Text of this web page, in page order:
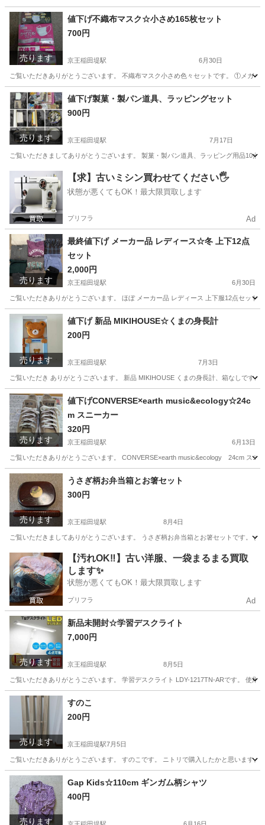
売ります
値下げ不織布マスク☆小さめ165枚セット
700円
京王稲田堤駅 6月30日
ご覧いただきありがとうございます。 不織布マスク小さめ色々セットです。 ①メガ
神奈川 川崎市 京王稲田堤駅 その他 不織布マスク
売ります
値下げ製菓・製パン道具、ラッピングセット
900円
京王稲田堤駅 7月17日
ご覧いただきましてありがとうございます。 製菓・製パン道具、ラッピング用品
神奈川 川崎市 京王稲田堤駅 調理器具 製菓
【求】古いミシン買わせてください🖐️
状態が悪くてもOK！最大限買取します
プリフラ Ad
売ります
最終値下げ メーカー品 レディース☆冬 上下12点
セット
2,000円
京王稲田堤駅 6月30日
ご覧いただきありがとうございます。 ほぼ メーカー品 レディース 上下服12点セッ
神奈川 川崎市 京王稲田堤駅 スパッツ
売ります
値下げ 新品 MIKIHOUSE☆くまの身長計
200円
京王稲田堤駅 7月3日
ご覧いただき ありがとうございます。 新品 MIKIHOUSE くまの身長計、箱なしです
神奈川 川崎市 京王稲田堤駅
売ります
値下げCONVERSE×earth music&ecology☆24c
m スニーカー
320円
京王稲田堤駅 6月13日
ご覧いただきありがとうございます。 CONVERSE×earth music&ecology 24cm スニ
神奈川 川崎市 京王稲田堤駅 靴
売ります
うさぎ柄お弁当箱とお箸セット
300円
京王稲田堤駅 8月4日
ご覧いただきましてありがとうございます。 うさぎ柄お弁当箱とお箸セットです。
神奈川 川崎市 京王稲田堤駅 食器
【汚れOK‼️】古い洋服、一袋まるまる買取
します✨
状態が悪くてもOK！最大限買取します
プリフラ Ad
売ります
新品未開封☆学習デスクライト
7,000円
京王稲田堤駅 8月5日
ご覧いただきありがとうございます。 学習デスクライト LDY-1217TN-ARです。 使
神奈川 川崎市
売ります
すのこ
200円
京王稲田堤駅7月5日
ご覧いただきありがとうございます。 すのこです。 ニトリで購入したかと思います
神奈川 川崎市 京王稲田堤駅 収納家具 すのこ
売ります
Gap Kids☆110cm ギンガム柄シャツ
400円